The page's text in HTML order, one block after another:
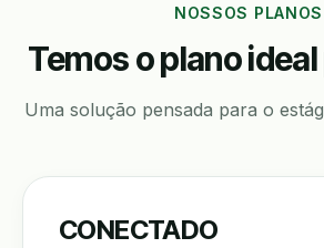
NOSSOS PLANOS
Temos o plano
Uma solução pensada para o
CONECTADO